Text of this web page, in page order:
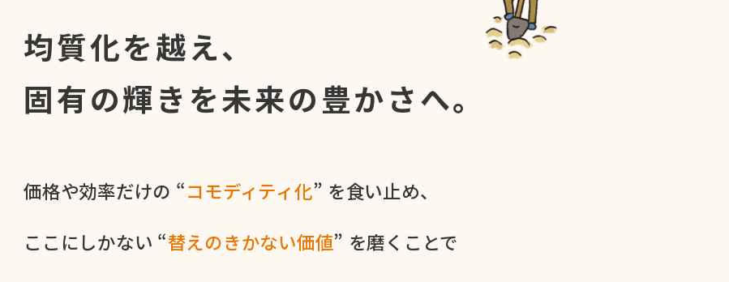
均質化を越え、
固有の輝きを未来の豊かさへ。
価格や​効率だけの​ “コモディティ化” を​食い​止め、
ここに​しかない​ “替えの​きかない​価値” を​磨く​ことで